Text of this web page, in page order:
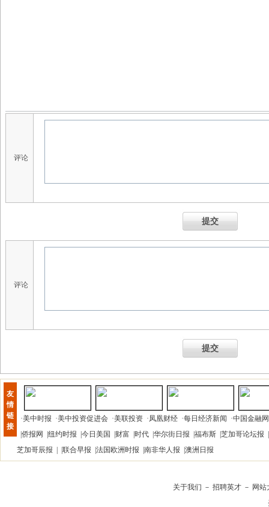
评论
提交
评论
提交
友
情
链
接
·美中时报 ·美中投资促进会 ·美联投资 ·凤凰财经 ·每日经济新闻 ·中国金融网
侨报网 纽约时报 今日美国 财富 时代 华尔街日报 福布斯 芝加哥论坛报
芝加哥辰报
联合早报 法国欧洲时报 南非华人报 澳洲日报
关于我们 － 招聘英才 － 网站